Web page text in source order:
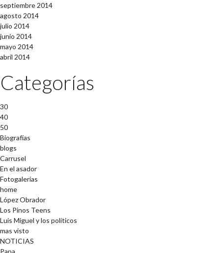
septiembre 2014
agosto 2014
julio 2014
junio 2014
mayo 2014
abril 2014
Categorías
30
40
50
Biografías
blogs
Carrusel
En el asador
Fotogalerías
home
López Obrador
Los Pinos Teens
Luis Miguel y los políticos
mas visto
NOTICIAS